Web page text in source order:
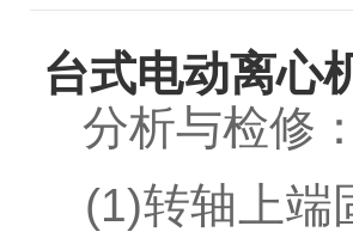
台式电动离心
分析与检修
(1)转轴上端